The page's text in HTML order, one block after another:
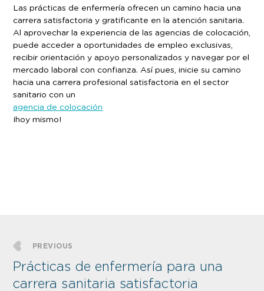
Las prácticas de enfermería ofrecen un camino hacia una
carrera satisfactoria y gratificante en la atención sanitaria.
Al aprovechar la experiencia de las agencias de colocación,
puede acceder a oportunidades de empleo exclusivas,
recibir orientación y apoyo personalizados y navegar por el
mercado laboral con confianza. Así pues, inicie su camino
hacia una carrera profesional satisfactoria en el sector
sanitario con un
agencia de colocación
¡hoy mismo!
PREVIOUS
Prácticas de enfermería para una
carrera sanitaria satisfactoria